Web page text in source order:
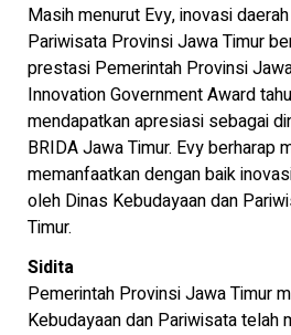
Masih menurut Evy, inovasi
Pariwisata Provinsi Jawa Timur
prestasi Pemerintah Provinsi
Innovation Government Award
mendapatkan apresiasi sebagai
BRIDA Jawa Timur. Evy berharap
memanfaatkan dengan baik
oleh Dinas Kebudayaan dan
Timur.
Sidita
Pemerintah Provinsi Jawa Timur
Kebudayaan dan Pariwisata telah